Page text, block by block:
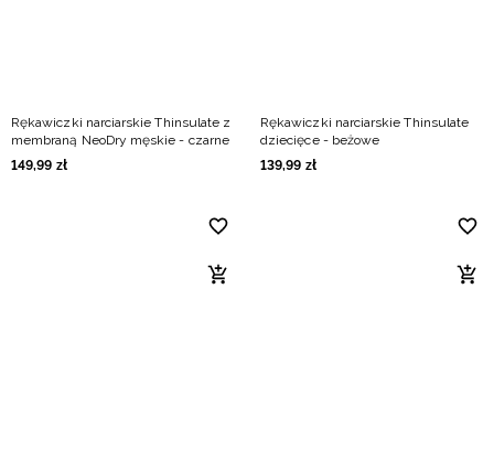
Rękawiczki narciarskie Thinsulate z
membraną NeoDry męskie - czarne
149,99 zł
Rękawiczki narciarskie Thinsulate
dziecięce - beżowe
139,99 zł